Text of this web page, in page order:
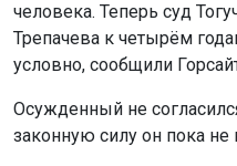
человека. Теперь суд
Трепачева к четырём
условно, сообщили
Осужденный не
законную силу он пока не